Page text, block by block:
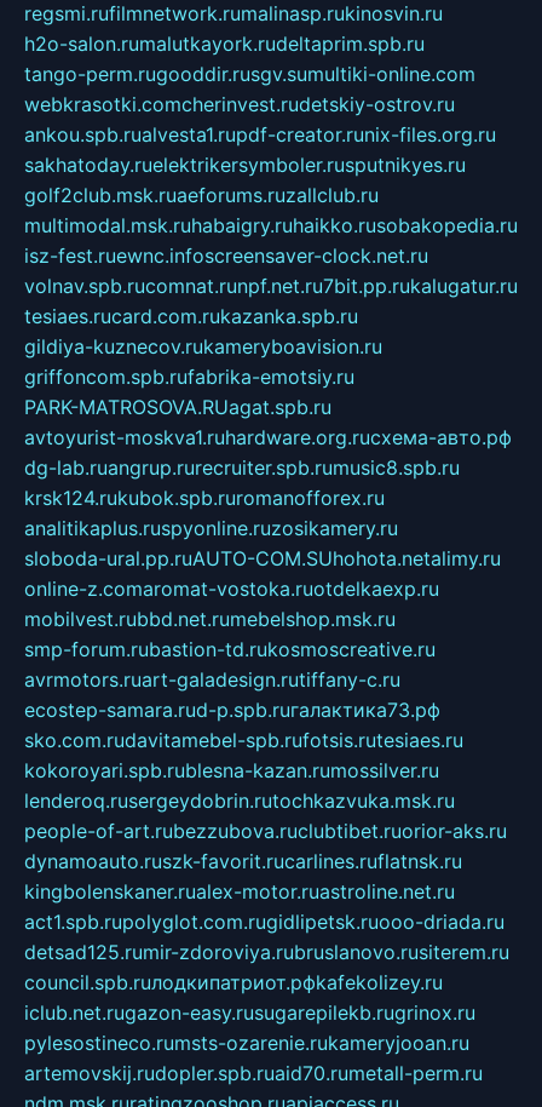
regsmi.rufilmnetwork.rumalinasp.rukinosvin.ru
h2o-salon.rumalutkayork.rudeltaprim.spb.ru
tango-perm.rugooddir.rusgv.sumultiki-online.com
webkrasotki.comcherinvest.rudetskiy-ostrov.ru
ankou.spb.rualvesta1.rupdf-creator.runix-files.org.ru
sakhatoday.ruelektrikersymboler.rusputnikyes.ru
golf2club.msk.ruaeforums.ruzallclub.ru
multimodal.msk.ruhabaigry.ruhaikko.rusobakopedia.ru
isz-fest.ruewnc.infoscreensaver-clock.net.ru
volnav.spb.rucomnat.runpf.net.ru7bit.pp.rukalugatur.ru
tesiaes.rucard.com.rukazanka.spb.ru
gildiya-kuznecov.rukameryboavision.ru
griffoncom.spb.rufabrika-emotsiy.ru
PARK-MATROSOVA.RUagat.spb.ru
avtoyurist-moskva1.ruhardware.org.ruсхема-авто.рф
dg-lab.ruangrup.rurecruiter.spb.rumusic8.spb.ru
krsk124.rukubok.spb.ruromanofforex.ru
analitikaplus.ruspyonline.ruzosikamery.ru
sloboda-ural.pp.ruAUTO-COM.SUhohota.netalimy.ru
online-z.comaromat-vostoka.ruotdelkaexp.ru
mobilvest.rubbd.net.rumebelshop.msk.ru
smp-forum.rubastion-td.rukosmoscreative.ru
avrmotors.ruart-galadesign.rutiffany-c.ru
ecostep-samara.rud-p.spb.ruгалактика73.рф
sko.com.rudavitamebel-spb.rufotsis.rutesiaes.ru
kokoroyari.spb.rublesna-kazan.rumossilver.ru
lenderoq.rusergeydobrin.rutochkazvuka.msk.ru
people-of-art.rubezzubova.ruclubtibet.ruorior-aks.ru
dynamoauto.ruszk-favorit.rucarlines.ruflatnsk.ru
kingbolenskaner.rualex-motor.ruastroline.net.ru
act1.spb.rupolyglot.com.rugidlipetsk.ruooo-driada.ru
detsad125.rumir-zdoroviya.rubruslanovo.rusiterem.ru
council.spb.ruлодкипатриот.рфkafekolizey.ru
iclub.net.rugazon-easy.rusugarepilekb.rugrinox.ru
pylesostineco.rumsts-ozarenie.rukameryjooan.ru
artemovskij.rudopler.spb.ruaid70.rumetall-perm.ru